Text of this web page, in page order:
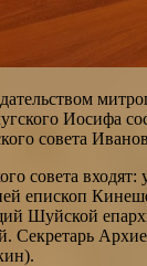
Иосифа
совета
совета
епископ
Шуйской
Секретарь